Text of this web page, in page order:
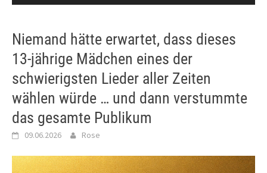
Niemand hätte erwartet, dass dieses
13-jährige Mädchen eines der
schwierigsten Lieder aller Zeiten
wählen würde … und dann verstummte
das gesamte Publikum
09.06.2026 Rose